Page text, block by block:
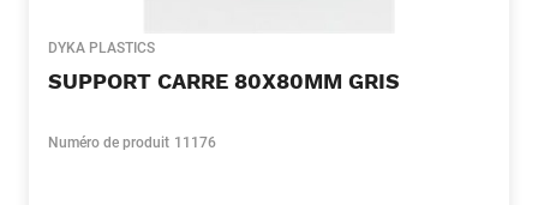
DYKA PLASTICS
SUPPORT CARRE 80X80MM GRIS
Numéro de produit 11176